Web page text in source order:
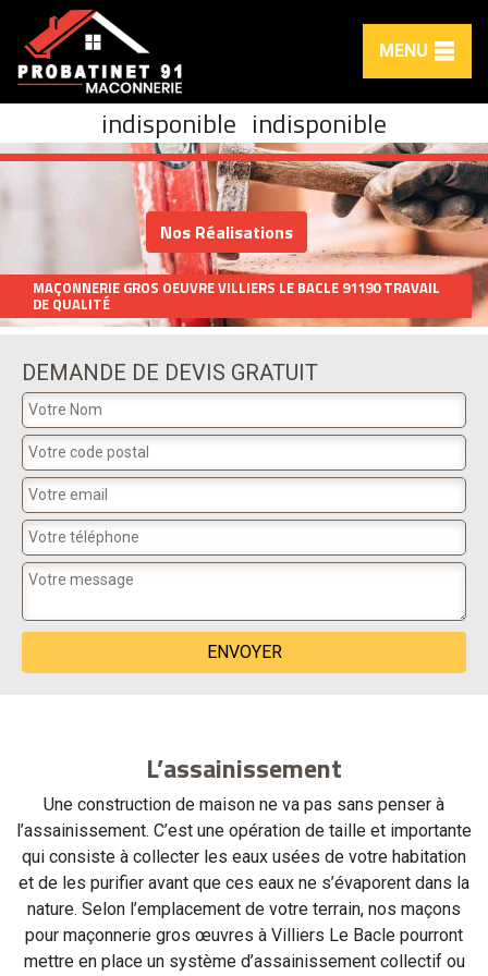
MENU
indisponible indisponible
Nos Réalisations
MAÇONNERIE GROS OEUVRE VILLIERS LE BACLE 91190 TRAVAIL
DE QUALITÉ
DEMANDE DE DEVIS GRATUIT
L’assainissement
Une construction de maison ne va pas sans penser à
l’assainissement. C’est une opération de taille et importante
qui consiste à collecter les eaux usées de votre habitation
et de les purifier avant que ces eaux ne s’évaporent dans la
nature. Selon l’emplacement de votre terrain, nos maçons
pour maçonnerie gros œuvres à Villiers Le Bacle pourront
mettre en place un système d’assainissement collectif ou